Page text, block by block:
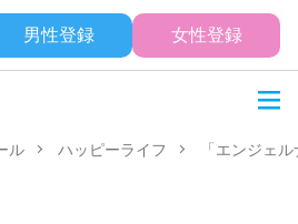
男性登録 女性登録
ル ハッピーライフ 「エンジェ